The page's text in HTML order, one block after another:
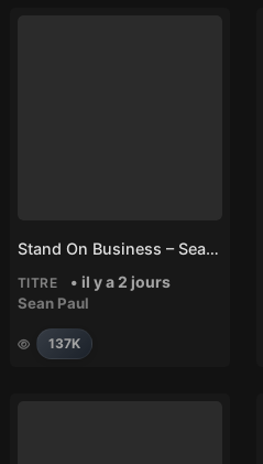
Stand On Business – Sean Paul
TITRE • il y a 2 jours
Sean Paul
137K